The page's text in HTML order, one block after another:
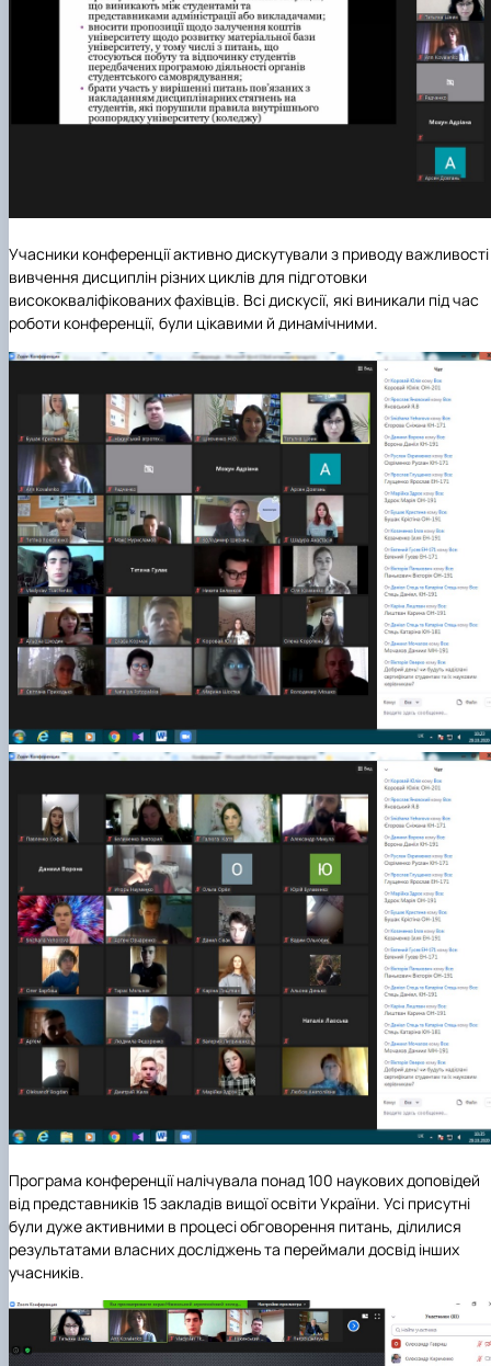
Учасники конференції активно дискутували з приводу важливості
вивчення дисциплін різних циклів для підготовки
висококваліфікованих фахівців. Всі дискусії, які виникали під час
роботи конференції, були цікавими й динамічними.
Програма конференції налічувала понад 100 наукових доповідей
від представників 15 закладів вищої освіти України. Усі присутні
були дуже активними в процесі обговорення питань, ділилися
результатами власних досліджень та переймали досвід інших
учасників.